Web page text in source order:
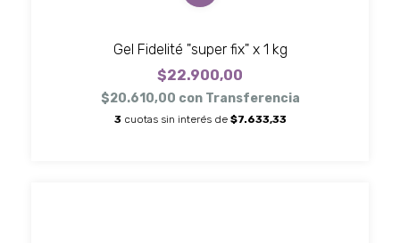
Gel Fidelité "super fix" x 1 kg
$22.900,00
$20.610,00 con Transferencia
3 cuotas sin interés de $7.633,33